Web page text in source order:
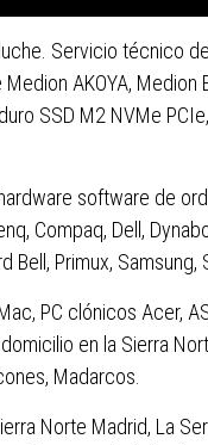
Servicio técnico
AKOYA,
SSD M2 NVMe
software de
Compaq, Dell,
Bell, Primux, Samsung,
PC clónicos Acer,
en la Sierra
Madarcos.
Norte Madrid, La